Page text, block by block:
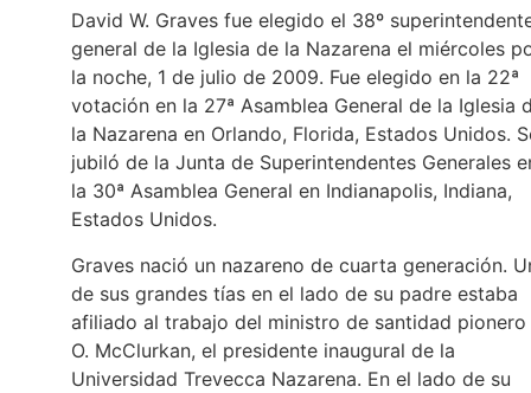
David W. Graves fue elegido el 38º
general de la Iglesia de la Nazarena el miércoles
la noche, 1 de julio de 2009. Fue elegido en la 22ª
votación en la 27ª Asamblea General de la Iglesia
la Nazarena en Orlando, Florida, Estados Unidos.
jubiló de la Junta de Superintendentes Generales
la 30ª Asamblea General en Indianapolis, Indiana,
Estados Unidos.
Graves nació un nazareno de cuarta generación.
de sus grandes tías en el lado de su padre estaba
afiliado al trabajo del ministro de santidad pionero
O. McClurkan, el presidente inaugural de la
Universidad Trevecca Nazarena. En el lado de su